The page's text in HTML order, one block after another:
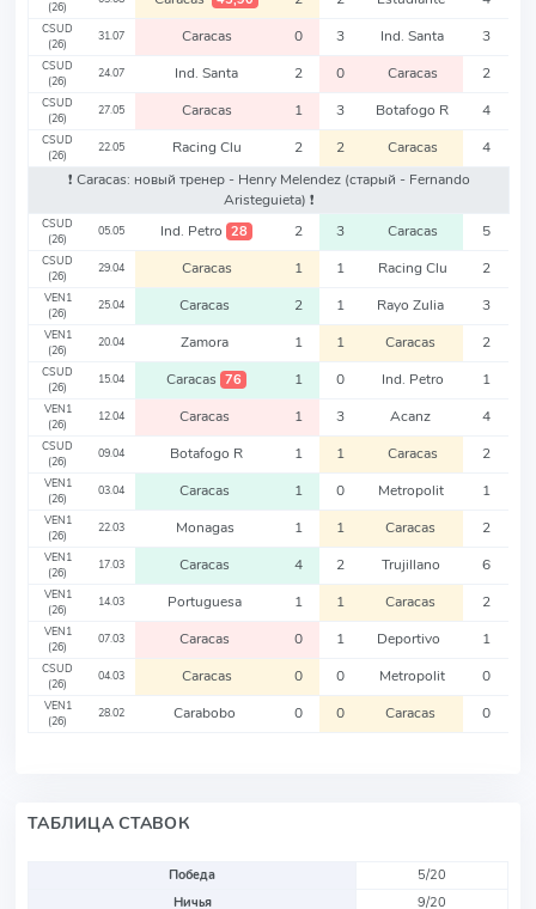
(26)
CSUD
(26)
31.07 Caracas 0 3 Ind. Santa 3
CSUD
(26)
24.07 Ind. Santa 2 0 Caracas 2
CSUD
(26)
27.05 Caracas 1 3 Botafogo R 4
CSUD
(26)
22.05 Racing Clu 2 2 Caracas
4
❗️ Caracas: новый тренер - Henry Melendez (старый - Fernando
Aristeguieta) ❗️
CSUD
(26)
05.05 Ind. Petro 28 2 3 Caracas 5
CSUD
(26)
29.04 Caracas 1 1 Racing Clu 2
VEN1
(26)
25.04 Caracas 2 1 Rayo Zulia 3
VEN1
(26)
20.04 Zamora 1 1 Caracas 2
CSUD
(26)
15.04 Caracas 76 1 0 Ind. Petro 1
VEN1
(26)
12.04 Caracas 1 3 Acanz 4
CSUD
(26)
09.04 Botafogo R 1 1 Caracas 2
VEN1
(26)
03.04 Caracas 1 0 Metropolit 1
VEN1
(26)
22.03 Monagas 1 1 Caracas 2
VEN1
(26)
17.03 Caracas 4 2 Trujillano 6
VEN1
(26)
14.03 Portuguesa 1 1 Caracas 2
VEN1
(26)
07.03 Caracas 0 1 Deportivo 1
CSUD
(26)
04.03 Caracas 0 0 Metropolit 0
VEN1
(26)
28.02 Carabobo 0 0 Caracas 0
ТАБЛИЦА СТАВОК
Победа
5/20
Ничья
9/20